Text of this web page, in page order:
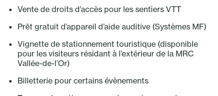
Vente de droits d’accès pour les sentiers VTT
Prêt gratuit d’appareil d’aide auditive (Systèmes MF)
Vignette de stationnement touristique (disponible
pour les visiteurs résidant à l’extérieur de la MRC
Vallée-de-l’Or)
Billetterie pour certains évènements